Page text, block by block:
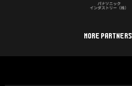
MORE PARTNERS